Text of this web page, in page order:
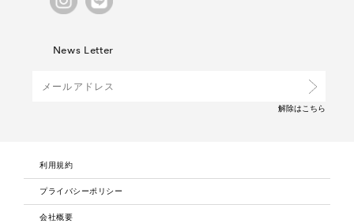
News Letter
解除は こちら
利用規約
プライバシーポリシー
会社概要